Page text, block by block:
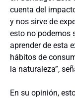
cuenta del
y nos sirve de
esto no podemos
aprender de esta
hábitos de
la naturaleza”,
En su opinión,